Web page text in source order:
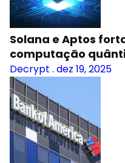
Solana e Aptos
computação
Decrypt . dez 19, 2025